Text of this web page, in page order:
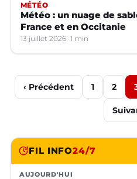
MÉTÉO
Météo : un nuage de
France et en Occitanie
13 juillet 2026 1 min
‹ Précédent 1 2
FIL INFO24/7
AUJOURD'HUI